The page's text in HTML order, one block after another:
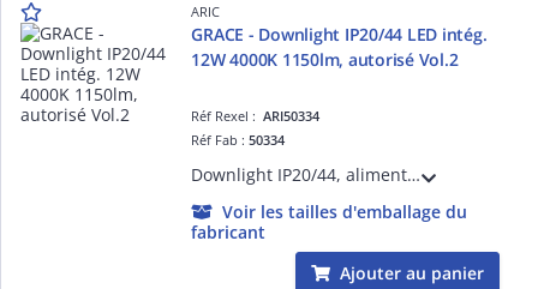
ARIC
GRACE - Downlight IP20/44 LED intég.
12W 4000K 1150lm, autorisé Vol.2
Réf Rexel :ARI50334
Réf Fab :50334
Downlight IP20/44, alimentation intégrée, LED intégrées 12W 4000K, flux sortant 1150lm, autorisé Vol.2
Voir les tailles d'emballage du
fabricant
Ajouter au panier